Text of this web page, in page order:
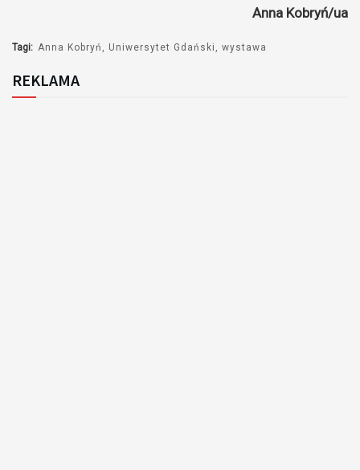
Anna Kobryń/ua
Tagi: Anna Kobryń Uniwersytet Gdański wystawa
REKLAMA